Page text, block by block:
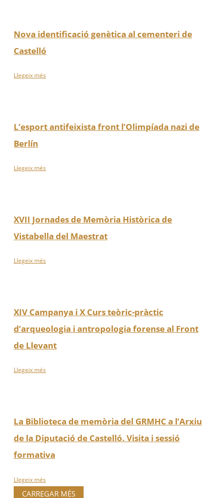
Nova identificació genètica al cementeri de
Castelló
Llegeix més
L’esport antifeixista front l’Olimpíada nazi de
Berlín
Llegeix més
XVII Jornades de Memòria Històrica de
Vistabella del Maestrat
Llegeix més
XIV Campanya i X Curs teòric-pràctic
d’arqueologia i antropologia forense al Front
de Llevant
Llegeix més
La Biblioteca de memòria del GRMHC a l’Arxiu
de la Diputació de Castelló. Visita i sessió
formativa
Llegeix més
CARREGAR MÉS